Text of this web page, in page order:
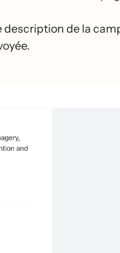
description de la